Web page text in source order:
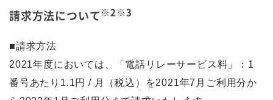
請求方法について※2※3
■請求方法
2021年度においては、「電話リレーサービス料」：1
番号あたり1.1円 / 月（税込）を2021年7月ご利用分か